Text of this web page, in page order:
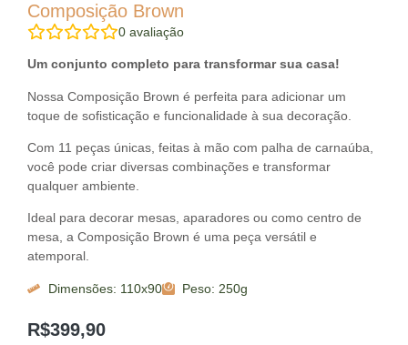
Composição Brown
0 avaliação
Um conjunto completo para transformar sua casa!
Nossa Composição Brown é perfeita para adicionar um
toque de sofisticação e funcionalidade à sua decoração.
Com 11 peças únicas, feitas à mão com palha de carnaúba,
você pode criar diversas combinações e transformar
qualquer ambiente.
Ideal para decorar mesas, aparadores ou como centro de
mesa, a Composição Brown é uma peça versátil e
atemporal.
Dimensões: 110x90 Peso: 250g
R$399,90